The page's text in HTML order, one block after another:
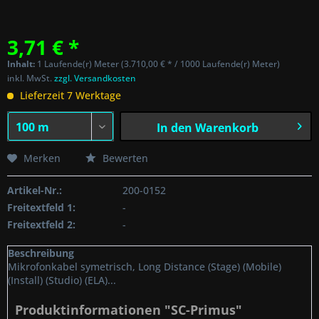
3,71 € *
Inhalt: 1 Laufende(r) Meter (3.710,00 € * / 1000 Laufende(r) Meter)
inkl. MwSt.zzgl. Versandkosten
Lieferzeit 7 Werktage
In den Warenkorb
Merken Bewerten
Artikel-Nr.:
200-0152
Freitextfeld 1:
-
Freitextfeld 2:
-
Beschreibung
Mikrofonkabel symetrisch, Long Distance (Stage) (Mobile)
(Install) (Studio) (ELA)...
Produktinformationen "SC-Primus"